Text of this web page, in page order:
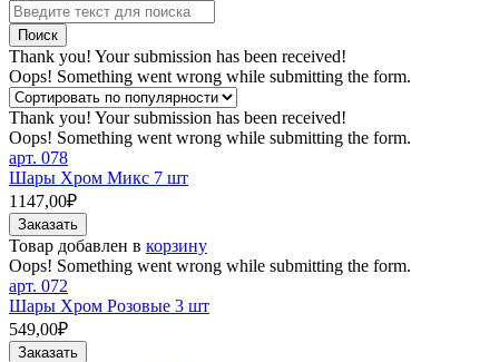
Thank you! Your submission has been received!
Oops! Something went wrong while submitting the form.
Thank you! Your submission has been received!
Oops! Something went wrong while submitting the form.
арт. 078
Шары Хром Микс 7 шт
1147,00₽
Товар добавлен в корзину
Oops! Something went wrong while submitting the form.
арт. 072
Шары Хром Розовые 3 шт
549,00₽